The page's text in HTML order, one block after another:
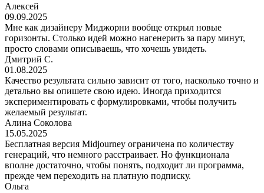
Алексей
09.09.2025
Мне как дизайнеру Миджорни вообще открыл новые
горизонты. Столько идей можно нагенерить за пару минут,
просто словами описываешь, что хочешь увидеть.
Дмитрий С.
01.08.2025
Качество результата сильно зависит от того, насколько точно и
детально вы опишете свою идею. Иногда приходится
экспериментировать с формулировками, чтобы получить
желаемый результат.
Алина Соколова
15.05.2025
Бесплатная версия Midjourney ограничена по количеству
генераций, что немного расстраивает. Но функционала
вполне достаточно, чтобы понять, подходит ли программа,
прежде чем переходить на платную подписку.
Ольга